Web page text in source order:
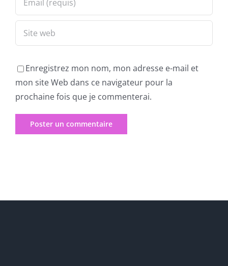
Enregistrez mon nom, mon adresse e-mail et
mon site Web dans ce navigateur pour la
prochaine fois que je commenterai.